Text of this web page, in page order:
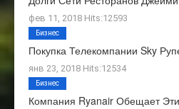
фев 11, 2018 Hits:12593
Покупка Телекомпании Sky
янв 23, 2018 Hits:12534
Бизнес
Компания Ryanair Обещает
Бизнес